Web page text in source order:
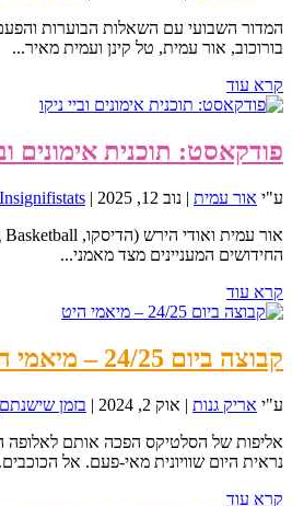
המדור השבועי עם השאלות הבוערות
בורוכוב, אור עמית, טל קינן ועמית מאיר...
קרא עוד
פודקאסט: תוכנית אימונים
ע"י אור עמית | נוב 12, 2025 |
Insignifistats
החידושים המעניינים מצד מאמני...
קרא עוד
קבוצה ביום 24/25 – מיאמי היט
ע"י אריק גנות | אוק 2, 2024 | בזמן שישנתם
נראית היום שוויונית מאי-פעם. אל
קרא עוד